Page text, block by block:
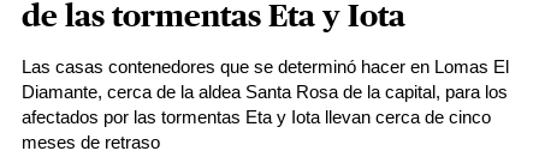
de las tormentas Eta y Iota
Las casas contenedores que se determinó hacer en Lomas El
Diamante, cerca de la aldea Santa Rosa de la capital, para los
afectados por las tormentas Eta y Iota llevan cerca de cinco
meses de retraso